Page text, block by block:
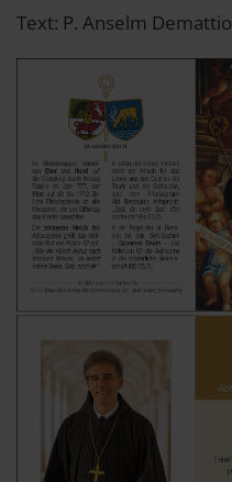
Text: P. Anselm Demattio